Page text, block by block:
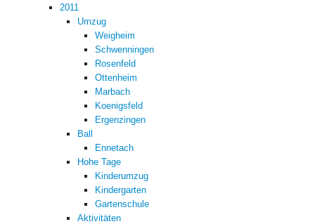
2011
Umzug
Weigheim
Schwenningen
Rosenfeld
Ottenheim
Marbach
Koenigsfeld
Ergenzingen
Ball
Ennetach
Hohe Tage
Kinderumzug
Kindergarten
Gartenschule
Aktivitäten